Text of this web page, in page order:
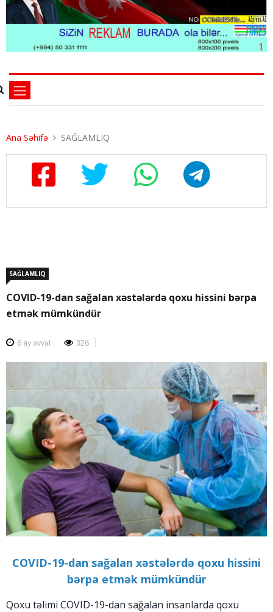
Ana Səhifə SAĞLAMLIQ
SAĞLAMLIQ
COVID-19-dan sağalan xəstələrdə qoxu hissini bərpa
etmək mümkündür
6 ay əvvəl 326
COVID-19-dan sağalan xəstələrdə qoxu hissini
bərpa etmək mümkündür
Qoxu təlimi COVID-19-dan sağalan insanlarda qoxu